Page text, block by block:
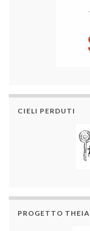
CIELI PERDUTI
PROGETTO THEIA